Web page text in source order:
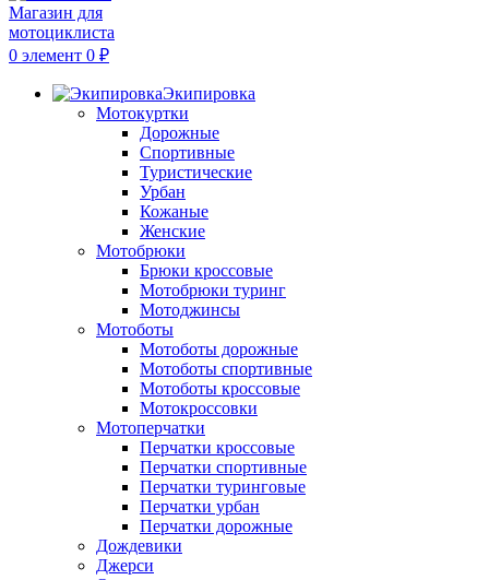
0 элемент 0 ₽
Экипировка
Мотокуртки
Дорожные
Спортивные
Туристические
Урбан
Кожаные
Женские
Мотобрюки
Брюки кроссовые
Мотобрюки туринг
Мотоджинсы
Мотоботы
Мотоботы дорожные
Мотоботы спортивные
Мотоботы кроссовые
Мотокроссовки
Мотоперчатки
Перчатки кроссовые
Перчатки спортивные
Перчатки туринговые
Перчатки урбан
Перчатки дорожные
Дождевики
Джерси